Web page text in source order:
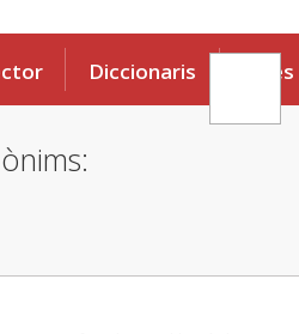
Diccionaris Eines